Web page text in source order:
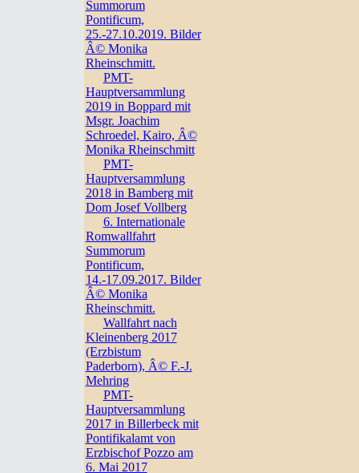
Summorum
Pontificum,
25.-27.10.2019. Bilder
Â© Monika
Rheinschmitt.
PMT-
Hauptversammlung
2019 in Boppard mit
Msgr. Joachim
Schroedel, Kairo, Â©
Monika Rheinschmitt
PMT-
Hauptversammlung
2018 in Bamberg mit
Dom Josef Vollberg
6. Internationale
Romwallfahrt
Summorum
Pontificum,
14.-17.09.2017. Bilder
Â© Monika
Rheinschmitt.
Wallfahrt nach
Kleinenberg 2017
(Erzbistum
Paderborn), Â© F.-J.
Mehring
PMT-
Hauptversammlung
2017 in Billerbeck mit
Pontifikalamt von
Erzbischof Pozzo am
6. Mai 2017